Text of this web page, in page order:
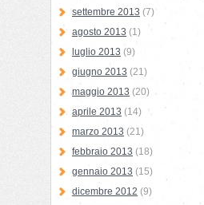
settembre 2013 (7)
agosto 2013 (1)
luglio 2013 (9)
giugno 2013 (21)
maggio 2013 (20)
aprile 2013 (14)
marzo 2013 (21)
febbraio 2013 (18)
gennaio 2013 (15)
dicembre 2012 (9)